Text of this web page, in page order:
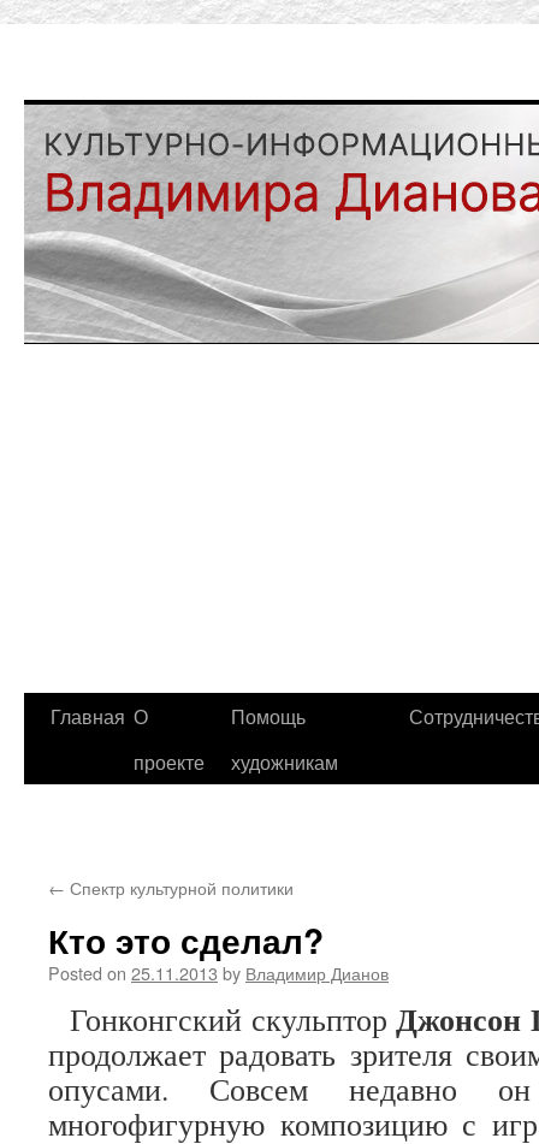
Главная О
проекте
Помощь
художникам
← Спектр культурной политики
Кто это сделал?
Posted on 25.11.2013 by Владимир Дианов
Гонконгский скульпторДжонсон
продолжает радовать зрителя
опусами. Совсем недавно
многофигурную композицию с